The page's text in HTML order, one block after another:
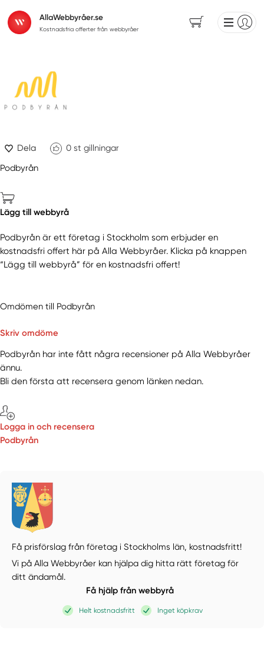
AllaWebbyråer.se
Kostnadsfria offerter från webbyråer
Dela 0 st gillningar
Podbyrån
Lägg till webbyrå
Podbyrån är ett företag i Stockholm som erbjuder en
kostnadsfri offert här på Alla Webbyråer. Klicka på knappen
“Lägg till webbyrå” för en kostnadsfri offert!
Omdömen till Podbyrån
Skriv omdöme
Podbyrån har inte fått några recensioner på Alla Webbyråer
ännu.
Bli den första att recensera genom länken nedan.
Logga in och recensera
Podbyrån
Få prisförslag från företag i Stockholms län, kostnadsfritt!
Vi på Alla Webbyråer kan hjälpa dig hitta rätt företag för
ditt ändamål.
Få hjälp från webbyrå
Helt kostnadsfritt Inget köpkrav